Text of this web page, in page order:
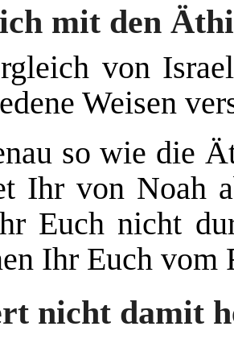
mit den
von
Weisen
so wie die
Ihr von Noah
Euch nicht
Ihr Euch vom
nicht damit